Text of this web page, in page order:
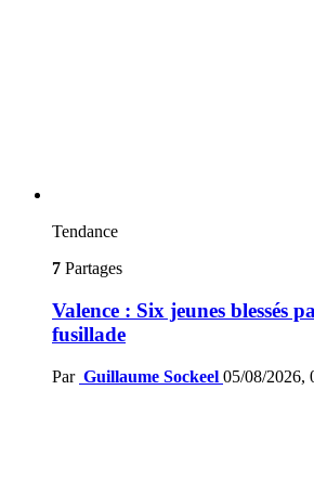
Tendance
7 Partages
Valence : Six jeunes blessés
fusillade
Par Guillaume Sockeel 05/08/2026,